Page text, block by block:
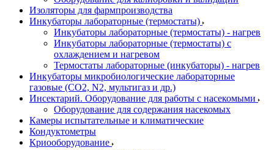
Изоляторы для фармпроизводства
Инкубаторы лабораторные (термостаты)
Инкубаторы лабораторные (термостаты) - нагрев
Инкубаторы лабораторные (термостаты) с
охлаждением и нагревом
Термостаты лабораторные (инкубаторы) - нагрев
Инкубаторы микробиологические лабораторные
газовые (CO2, N2, мультигаз и др.)
Инсектарий. Оборудование для работы с насекомыми
Оборудование для содержания насекомых
Камеры испытательные и климатические
Кондуктометры
Криооборудование